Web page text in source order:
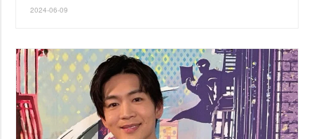
2024-06-09